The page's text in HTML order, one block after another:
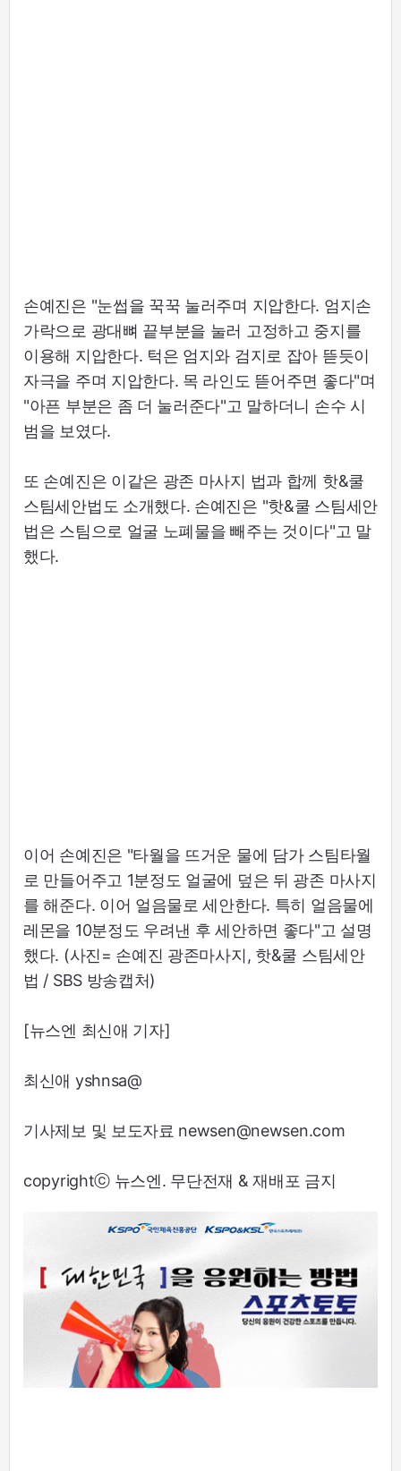
손예진은 "눈썹을 꾹꾹 눌러주며 지압한다. 엄지손
가락으로 광대뼈 끝부분을 눌러 고정하고 중지를
이용해 지압한다. 턱은 엄지와 검지로 잡아 뜯듯이
자극을 주며 지압한다. 목 라인도 뜯어주면 좋다"며
"아픈 부분은 좀 더 눌러준다"고 말하더니 손수 시
범을 보였다.
또 손예진은 이같은 광존 마사지 법과 합께 핫&쿨
스팀세안법도 소개했다. 손예진은 "핫&쿨 스팀세안
법은 스팀으로 얼굴 노폐물을 빼주는 것이다"고 말
했다.
이어 손예진은 "타월을 뜨거운 물에 담가 스팀타월
로 만들어주고 1분정도 얼굴에 덮은 뒤 광존 마사지
를 해준다. 이어 얼음물로 세안한다. 특히 얼음물에
레몬을 10분정도 우려낸 후 세안하면 좋다"고 설명
했다. (사진= 손예진 광존마사지, 핫&쿨 스팀세안
법 / SBS 방송캡처)
[뉴스엔 최신애 기자]
최신애 yshnsa@
기사제보 및 보도자료 newsen@newsen.com
copyrightⓒ 뉴스엔. 무단전재 & 재배포 금지